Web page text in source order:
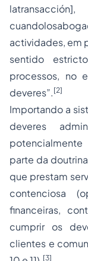
actividades, em
sentido
processos, no
deveres”. [2]
Importando a
deveres
parte da
que prestam
contenciosa
financeiras,
cumprir os
clientes e
[3]